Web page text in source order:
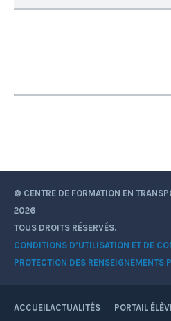
© CENTRE DE FORMATION EN
2026
TOUS DROITS RÉSERVÉS.
CONDITIONS D’UTILISATION ET DE
PROTECTION DES RENSEIGNEMENTS
ACCUEILACTUALITÉS
PORTAIL